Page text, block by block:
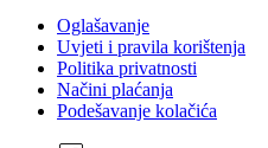
Oglašavanje
Uvjeti i pravila korištenja
Politika privatnosti
Načini plaćanja
Podešavanje kolačića